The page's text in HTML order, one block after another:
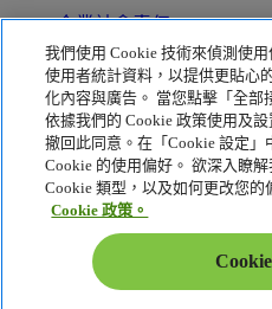
企業社會責任
產品碳足跡
Project Humanity
Earthion
隱私權政策
Cookie 政策
法律聲明
可存取性政策
Cookie 設定
我們使用 Cookie 技術來偵測使
使用者統計資料，以提供更貼心
化內容與廣告。 當您點擊「全部
依據我們的 Cookie 政策使用及
撤回此同意。在「Cookie 設定」
Cookie 的使用偏好。 欲深入瞭
Cookie 類型，以及如何更改您的
Cookie 政策。